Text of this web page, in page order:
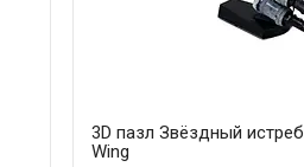
3D пазл Звёздный
Wing